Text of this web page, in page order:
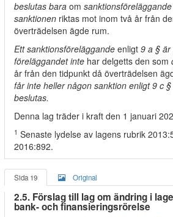
beslutas bara om sanktionsföreläggande
sanktionen riktas mot inom två år från
överträdelsen ägde rum.
Ett sanktionsföreläggande enligt 9 a § är
föreläggandet inte har delgetts den som
år från den tidpunkt då överträdelsen
får inte heller någon sanktion enligt 9 c
beslutas.
Denna lag träder i kraft den 1 januari
1 Senaste lydelse av lagens rubrik
2016:892.
Sida 19 Original
2.5. Förslag till lag om ändring i
bank- och finansieringsrörelse